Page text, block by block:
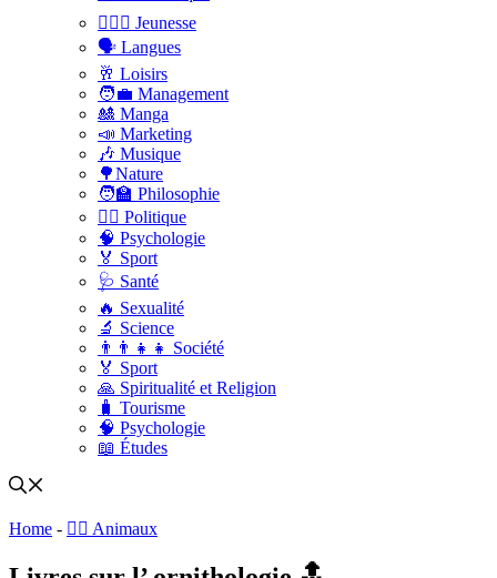
🤸🏽‍♀️ Jeunesse
🗣 Langues
🥂 Loisirs
🧑‍💼 Management
🎎 Manga
📣 Marketing
🎶 Musique
🌳Nature
🧑‍🏫 Philosophie
👨‍⚖️ Politique
🧠 Psychologie
🏅 Sport
🩺 Santé
🔥 Sexualité
🔬 Science
👨‍👨‍👧‍👧 Société
🏅 Sport
🙏 Spiritualité et Religion
🧳 Tourisme
🧠 Psychologie
📖 Études
Home - 🐕‍🦺 Animaux